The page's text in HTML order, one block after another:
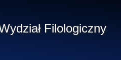
Filologiczny